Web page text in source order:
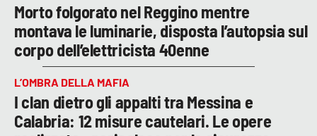
Morto folgorato nel Reggino mentre
montava le luminarie, disposta l’autopsia sul
corpo dell’elettricista 40enne
L’OMBRA DELLA MAFIA
I clan dietro gli appalti tra Messina e
Calabria: 12 misure cautelari. Le opere